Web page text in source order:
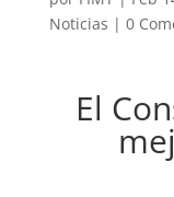
Noticias | 0
El